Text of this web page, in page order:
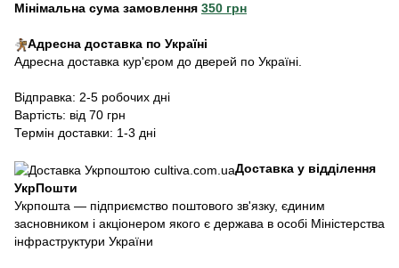
Мінімальна сума замовлення 350 грн
Адресна доставка по Україні
Адресна доставка кур'єром до дверей по Україні.
Відправка: 2-5 робочих дні
Вартість: від 70 грн
Термін доставки: 1-3 дні
Доставка у відділення
УкрПошти
Укрпошта — підприємство поштового зв'язку, єдиним
засновником і акціонером якого є держава в особі Міністерства
інфраструктури України